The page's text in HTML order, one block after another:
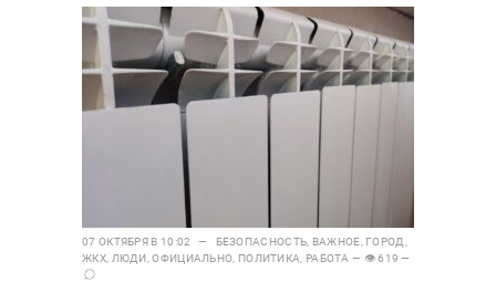
07 ОКТЯБРЯ В 10:02 — БЕЗОПАСНОСТЬ ВАЖНОЕ ГОРОД
ЖКХ, ЛЮДИ ,ОФИЦИАЛЬНО ПОЛИТИКА РАБОТА — 👁 619 —